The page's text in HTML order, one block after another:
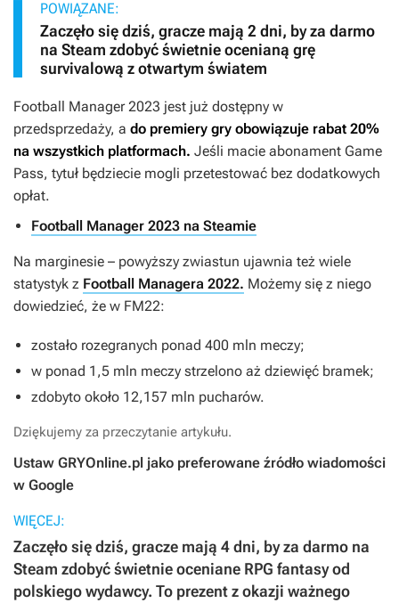
POWIĄZANE:
Zaczęło się dziś, gracze mają 2 dni, by za darmo
na Steam zdobyć świetnie ocenianą grę
survivalową z otwartym światem
Football Manager 2023 jest już dostępny w
przedsprzedaży, a do premiery gry obowiązuje rabat 20%
na wszystkich platformach. Jeśli macie abonament Game
Pass, tytuł będziecie mogli przetestować bez dodatkowych
opłat.
Football Manager 2023 na Steamie
Na marginesie – powyższy zwiastun ujawnia też wiele
statystyk z Football Managera 2022. Możemy się z niego
dowiedzieć, że w FM22:
zostało rozegranych ponad 400 mln meczy;
w ponad 1,5 mln meczy strzelono aż dziewięć bramek;
zdobyto około 12,157 mln pucharów.
Dziękujemy za przeczytanie artykułu.
Ustaw GRYOnline.pl jako preferowane źródło wiadomości
w Google
WIĘCEJ:
Zaczęło się dziś, gracze mają 4 dni, by za darmo na
Steam zdobyć świetnie oceniane RPG fantasy od
polskiego wydawcy. To prezent z okazji ważnego